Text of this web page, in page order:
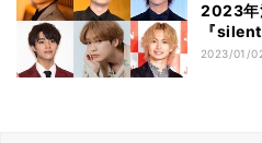
2023年
『
『First
2023/01/